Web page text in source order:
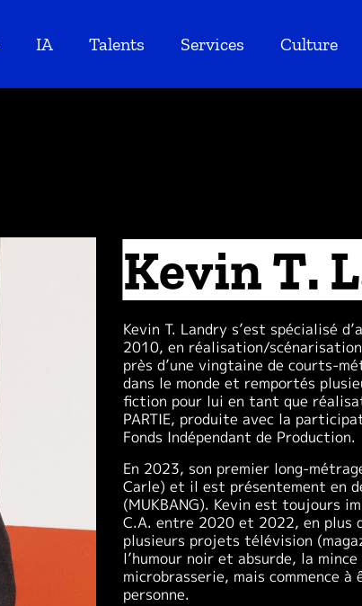
IA Talents Services Culture
Kevin T.
Kevin T. Landry s’est spécialisé
2010, en réalisation/
près d’une vingtaine de courts-
dans le monde et remportés
fiction pour lui en tant que
PARTIE, produite avec la
Fonds Indépendant de Production.
En 2023, son premier long-
Carle) et il est présentement en
(MUKBANG). Kevin est toujours
C.A. entre 2020 et 2022, en plus
plusieurs projets télévision
l’humour noir et absurde, la
microbrasserie, mais commence
personne.